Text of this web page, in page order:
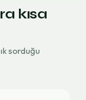
kısa
sorduğu